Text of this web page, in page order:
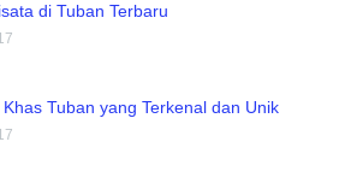
di Tuban Terbaru
Tuban yang Terkenal dan Unik